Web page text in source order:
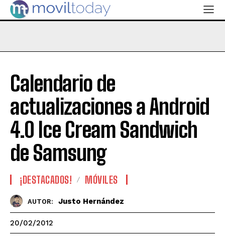
Calendario de
actualizaciones a Android
4.0 Ice Cream Sandwich
de Samsung
¡DESTACADOS! MÓVILES
AUTOR: Justo Hernández
20/02/2012